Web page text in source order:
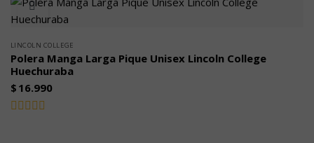
5
LINCOLN COLLEGE
Polera Manga Larga Pique Unisex Lincoln College
Huechuraba
$ 16.990